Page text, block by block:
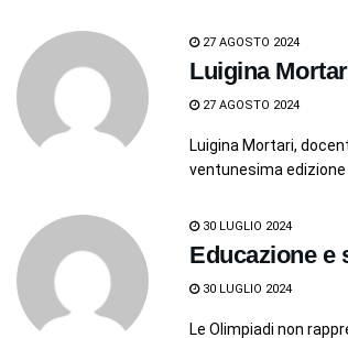
27 AGOSTO 2024
Luigina
27 AGOSTO 2024
Luigina Mortari,
ventunesima edizione
30 LUGLIO 2024
Educazione e
30 LUGLIO 2024
Le Olimpiadi non